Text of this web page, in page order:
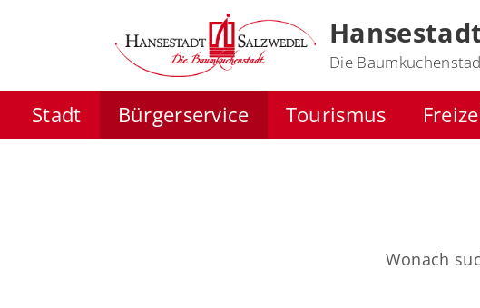
Die
Stadt Bürgerservice Tourismus